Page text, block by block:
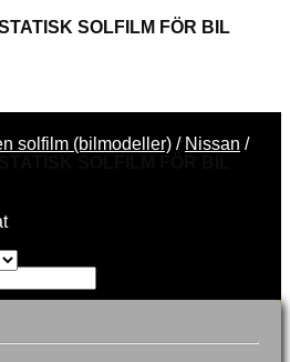
SOLFILM FÖR BIL
SOLFILM FÖR BIL
solfilm (bilmodeller) / Nissan /